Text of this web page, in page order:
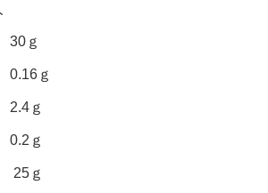
ｇ
ｇ
ｇ
ｇ
25ｇ